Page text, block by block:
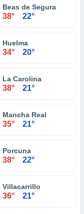
Beas de Segura
38° 22°
Huelma
34° 20°
La Carolina
38° 21°
Mancha Real
35° 21°
Porcuna
38° 22°
Villacarrillo
36° 21°